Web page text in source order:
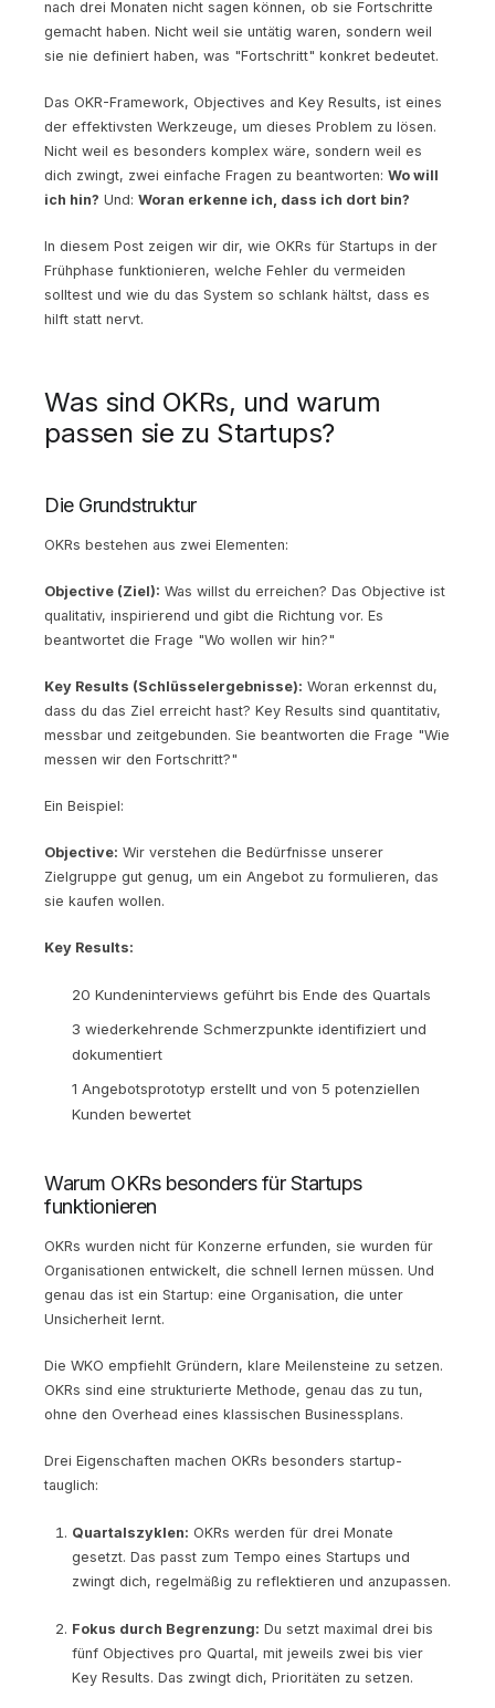
nach drei Monaten nicht sagen können, ob sie Fortschritte
gemacht haben. Nicht weil sie untätig waren, sondern weil
sie nie definiert haben, was "Fortschritt" konkret bedeutet.
Das OKR-Framework, Objectives and Key Results, ist eines
der effektivsten Werkzeuge, um dieses Problem zu lösen.
Nicht weil es besonders komplex wäre, sondern weil es
dich zwingt, zwei einfache Fragen zu beantworten: Wo will
ich hin? Und: Woran erkenne ich, dass ich dort bin?
In diesem Post zeigen wir dir, wie OKRs für Startups in der
Frühphase funktionieren, welche Fehler du vermeiden
solltest und wie du das System so schlank hältst, dass es
hilft statt nervt.
Was sind OKRs, und warum
passen sie zu Startups?
Die Grundstruktur
OKRs bestehen aus zwei Elementen:
Objective (Ziel): Was willst du erreichen? Das Objective ist
qualitativ, inspirierend und gibt die Richtung vor. Es
beantwortet die Frage "Wo wollen wir hin?"
Key Results (Schlüsselergebnisse): Woran erkennst du,
dass du das Ziel erreicht hast? Key Results sind quantitativ,
messbar und zeitgebunden. Sie beantworten die Frage "Wie
messen wir den Fortschritt?"
Ein Beispiel:
Objective: Wir verstehen die Bedürfnisse unserer
Zielgruppe gut genug, um ein Angebot zu formulieren, das
sie kaufen wollen.
Key Results:
20 Kundeninterviews geführt bis Ende des Quartals
3 wiederkehrende Schmerzpunkte identifiziert und
dokumentiert
1 Angebotsprototyp erstellt und von 5 potenziellen
Kunden bewertet
Warum OKRs besonders für Startups
funktionieren
OKRs wurden nicht für Konzerne erfunden, sie wurden für
Organisationen entwickelt, die schnell lernen müssen. Und
genau das ist ein Startup: eine Organisation, die unter
Unsicherheit lernt.
Die WKO empfiehlt Gründern, klare Meilensteine zu setzen.
OKRs sind eine strukturierte Methode, genau das zu tun,
ohne den Overhead eines klassischen Businessplans.
Drei Eigenschaften machen OKRs besonders startup-
tauglich:
Quartalszyklen: OKRs werden für drei Monate
gesetzt. Das passt zum Tempo eines Startups und
zwingt dich, regelmäßig zu reflektieren und anzupassen.
Fokus durch Begrenzung: Du setzt maximal drei bis
fünf Objectives pro Quartal, mit jeweils zwei bis vier
Key Results. Das zwingt dich, Prioritäten zu setzen.